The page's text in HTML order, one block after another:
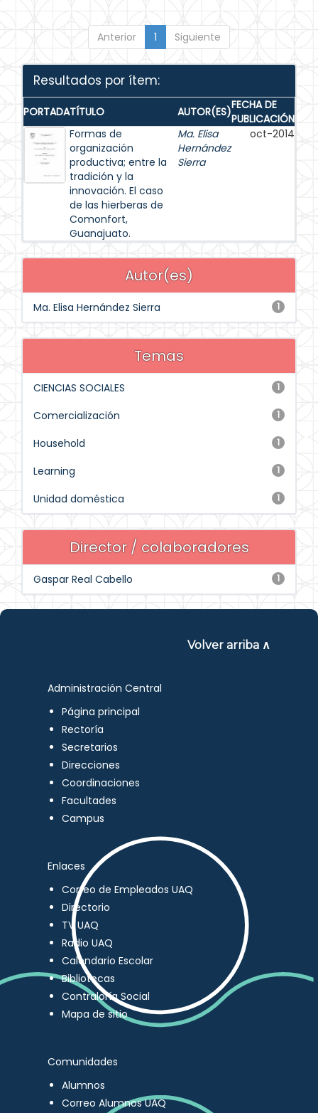
Anterior 1 Siguiente
Resultados por ítem:
PORTADATÍTULO AUTOR(ES)FECHA DE
PUBLICACIÓN
Formas de
organización
productiva; entre la
tradición y la
innovación. El caso
de las hierberas de
Comonfort,
Guanajuato.
Ma. Elisa
Hernández
Sierra
oct-2014
Autor(es)
1
Ma. Elisa Hernández Sierra
Temas
1
CIENCIAS SOCIALES
1
Comercialización
1
Household
1
Learning
1
Unidad doméstica
Director / colaboradores
1
Gaspar Real Cabello
Volver arriba ∧
Administración Central
Página principal
Rectoría
Secretarios
Direcciones
Coordinaciones
Facultades
Campus
Enlaces
Correo de Empleados UAQ
Directorio
TV UAQ
Radio UAQ
Calendario Escolar
Bibliotecas
Contraloría Social
Mapa de sitio
Comunidades
Alumnos
Correo Alumnos UAQ